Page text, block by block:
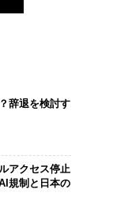
辞退を検討す
アクセス停止
規制と日本の